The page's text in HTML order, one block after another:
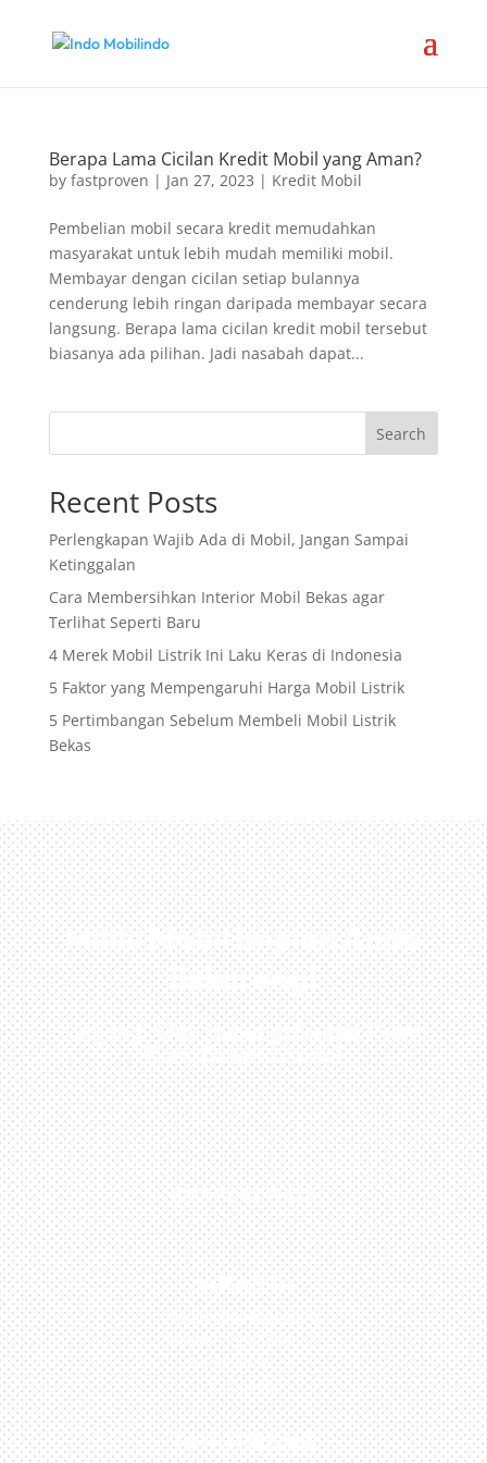
Berapa Lama Cicilan Kredit Mobil yang Aman?
by fastproven | Jan 27, 2023 | Kredit Mobil
Pembelian mobil secara kredit memudahkan
masyarakat untuk lebih mudah memiliki mobil.
Membayar dengan cicilan setiap bulannya
cenderung lebih ringan daripada membayar secara
langsung. Berapa lama cicilan kredit mobil tersebut
biasanya ada pilihan. Jadi nasabah dapat...
Search
Recent Posts
Perlengkapan Wajib Ada di Mobil, Jangan Sampai
Ketinggalan
Cara Membersihkan Interior Mobil Bekas agar
Terlihat Seperti Baru
4 Merek Mobil Listrik Ini Laku Keras di Indonesia
5 Faktor yang Mempengaruhi Harga Mobil Listrik
5 Pertimbangan Sebelum Membeli Mobil Listrik
Bekas
Miliki Mobil Impian Anda
Sekarang!
Kunjungi Atau Hubungi Dealer Resmi
Kami Di Kota Anda!
0813-1054-7548
JAKARTA
Perumahan Boulevard
Taman Surya 3 Blok h2,
No.27, Jakarta –
Indonesia
TANGERANG